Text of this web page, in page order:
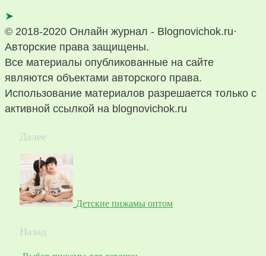
➤
© 2018-2020 Онлайн журнал - Blognovichok.ru·
Авторские права защищены.
Все материалы опубликованные на сайте
являются объектами авторского права.
Использование материалов разрешается только с
активной ссылкой на blognovichok.ru
Далее
Детские пижамы оптом
Назад